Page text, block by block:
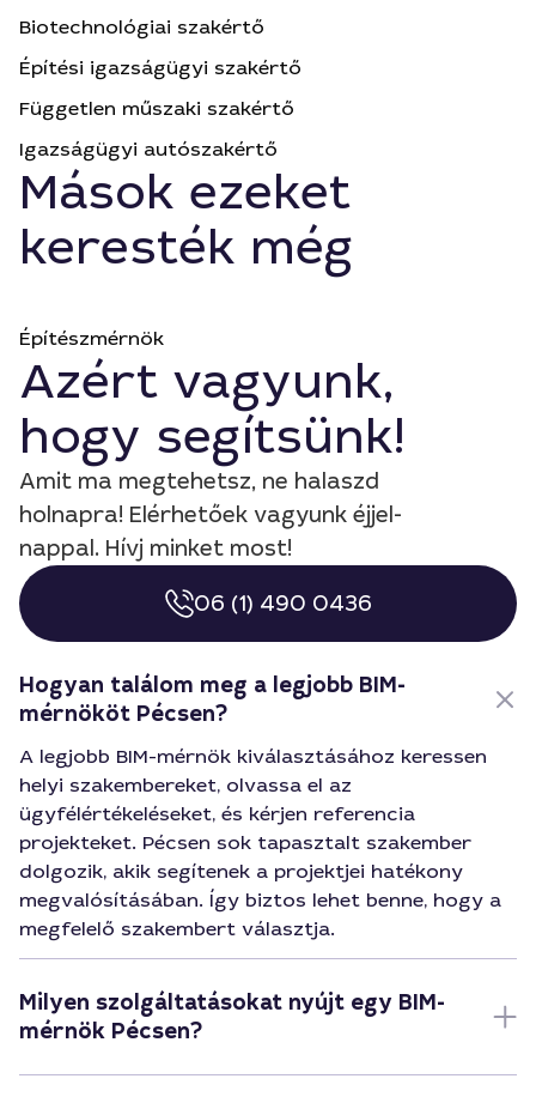
Biotechnológiai szakértő
Építési igazságügyi szakértő
Független műszaki szakértő
Igazságügyi autószakértő
Mások ezeket
keresték még
Építészmérnök
Azért vagyunk,
hogy segítsünk!
Amit ma megtehetsz, ne halaszd
holnapra! Elérhetőek vagyunk éjjel-
nappal. Hívj minket most!
06 (1) 490 0436
Hogyan találom meg a legjobb BIM-
mérnököt Pécsen?
A legjobb BIM-mérnök kiválasztásához keressen
helyi szakembereket, olvassa el az
ügyfélértékeléseket, és kérjen referencia
projekteket. Pécsen sok tapasztalt szakember
dolgozik, akik segítenek a projektjei hatékony
megvalósításában. Így biztos lehet benne, hogy a
megfelelő szakembert választja.
Milyen szolgáltatásokat nyújt egy BIM-
mérnök Pécsen?